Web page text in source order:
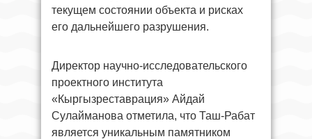
текущем состоянии объекта и рисках
его дальнейшего разрушения.
Директор научно-исследовательского
проектного института
«Кыргызреставрация» Айдай
Сулайманова отметила, что Таш-Рабат
является уникальным памятником